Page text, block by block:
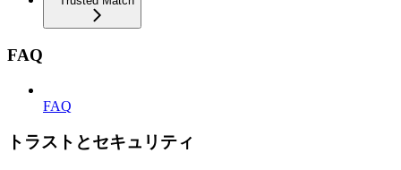
FAQ
FAQ
トラストとセキュリティ